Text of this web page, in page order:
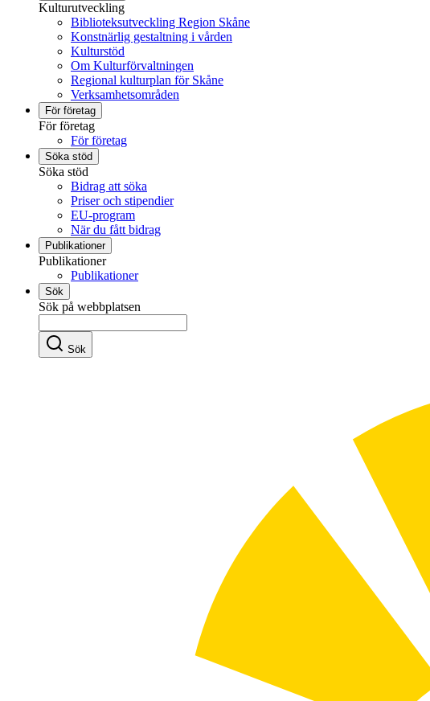
Kulturutveckling
Biblioteksutveckling Region Skåne
Konstnärlig gestaltning i vården
Kulturstöd
Om Kulturförvaltningen
Regional kulturplan för Skåne
Verksamhetsområden
För företag
För företag
För företag
Söka stöd
Söka stöd
Bidrag att söka
Priser och stipendier
EU-program
När du fått bidrag
Publikationer
Publikationer
Publikationer
Sök
Sök på webbplatsen
Sök